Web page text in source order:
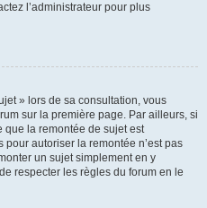
l’administrateur pour plus
» lors de sa consultation, vous
sur la première page. Par ailleurs, si
que la remontée de sujet est
autoriser la remontée n’est pas
un sujet simplement en y
respecter les règles du forum en le